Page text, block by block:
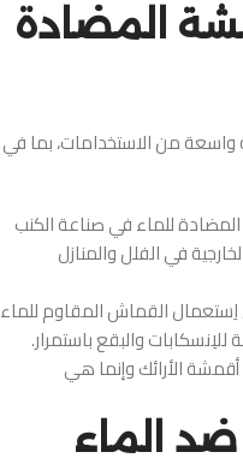
المضادة
من الاستخدامات، بما في
للماء في صناعة الكنب
في الفلل والمنازل
القماش المقاوم للماء
والبقع باستمرار.
أقمشة الأرائك وإنما هي
الماء